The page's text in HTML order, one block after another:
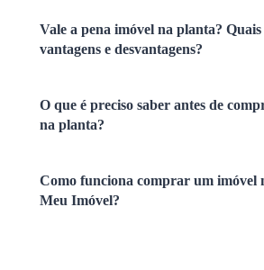
Vale a pena imóvel na planta? Quais
vantagens e desvantagens?
O que é preciso saber antes de
na planta?
Como funciona comprar um imóvel
Meu Imóvel?